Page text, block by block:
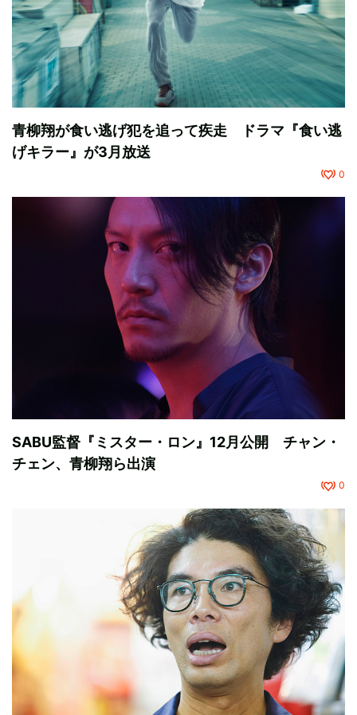
青柳翔が食い逃げ犯を追って疾走 ドラマ『食い逃
げキラー』が3月放送
0
SABU監督『ミスター・ロン』12月公開 チャン・
チェン、青柳翔ら出演
0